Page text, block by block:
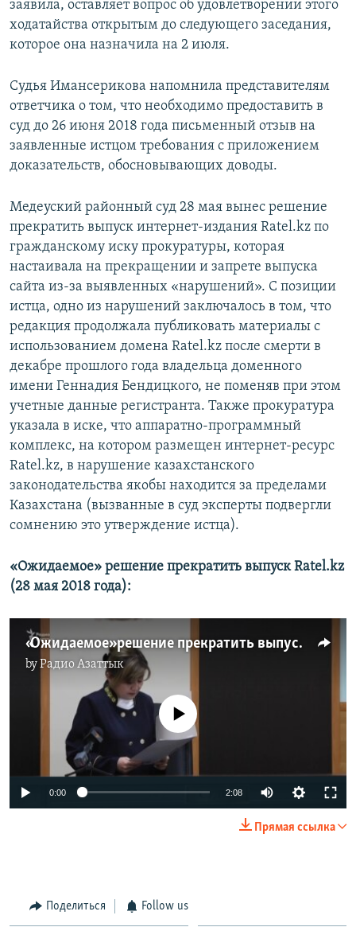
заявила, оставляет вопрос об удовлетворении этого
ходатайства открытым до следующего заседания,
которое она назначила на 2 июля.
Судья Имансерикова напомнила представителям
ответчика о том, что необходимо предоставить в
суд до 26 июня 2018 года письменный отзыв на
заявленные истцом требования с приложением
доказательств, обосновывающих доводы.
Медеуский районный суд 28 мая вынес решение
прекратить выпуск интернет-издания Ratel.kz по
гражданскому иску прокуратуры, которая
настаивала на прекращении и запрете выпуска
сайта из-за выявленных «нарушений». С позиции
истца, одно из нарушений заключалось в том, что
редакция продолжала публиковать материалы с
использованием домена Ratel.kz после смерти в
декабре прошлого года владельца доменного
имени Геннадия Бендицкого, не поменяв при этом
учетные данные регистранта. Также прокуратура
указала в иске, что аппаратно-программный
комплекс, на котором размещен интернет-ресурс
Ratel.kz, в нарушение казахстанского
законодательства якобы находится за пределами
Казахстана (вызванные в суд эксперты подвергли
сомнению это утверждение истца).
«Ожидаемое» решение прекратить выпуск Ratel.kz
(28 мая 2018 года):
«Ожидаемое» решение прекратить выпуск Ratel.kz
byРадио Азаттык
No media source currently available
0:00 2:08
Прямая ссылка
Поделиться Follow us